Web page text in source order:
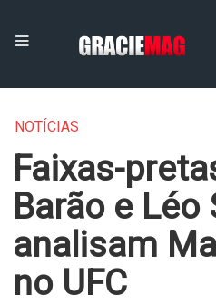
NOTÍCIAS
Faixas-
Barão e Léo
analisam
no UFC